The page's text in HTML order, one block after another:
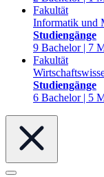
Fakultät
Informatik und
Studiengänge
9 Bachelor | 7
Fakultät
Studiengänge
6 Bachelor | 5